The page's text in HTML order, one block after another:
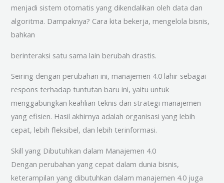
menjadi sistem otomatis yang dikendalikan oleh data dan
algoritma. Dampaknya? Cara kita bekerja, mengelola bisnis,
bahkan
berinteraksi satu sama lain berubah drastis.
Seiring dengan perubahan ini, manajemen 4.0 lahir sebagai
respons terhadap tuntutan baru ini, yaitu untuk
menggabungkan keahlian teknis dan strategi manajemen
yang efisien. Hasil akhirnya adalah organisasi yang lebih
cepat, lebih fleksibel, dan lebih terinformasi.
Skill yang Dibutuhkan dalam Manajemen 4.0
Dengan perubahan yang cepat dalam dunia bisnis,
keterampilan yang dibutuhkan dalam manajemen 4.0 juga